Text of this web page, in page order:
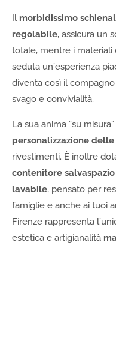
Il morbidissimo
regolabile, assicura un
totale, mentre i
seduta un’esperienza
diventa così il
svago e convivialità.
La sua anima “su
personalizzazione
rivestimenti. È inoltre
contenitore salvaspazio
lavabile, pensato per
famiglie e anche ai tuoi
Firenze rappresenta
estetica e artigianalità